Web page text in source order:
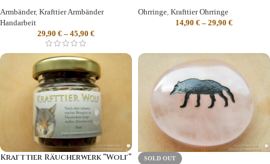
Armbänder, Krafttier Armbänder
Handarbeit
29,90 € – 45,90 €
Ohrringe Krafttier Ohrringe
14,90 € – 29,90 €
Krafttier Räucherwerk “Wolf” SOLD OUT